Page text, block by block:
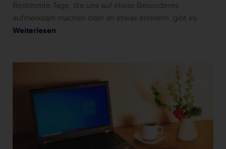
Bestimmte Tage, die uns auf etwas Besonderes
aufmerksam machen oder an etwas erinnern, gibt es
Weiterlesen